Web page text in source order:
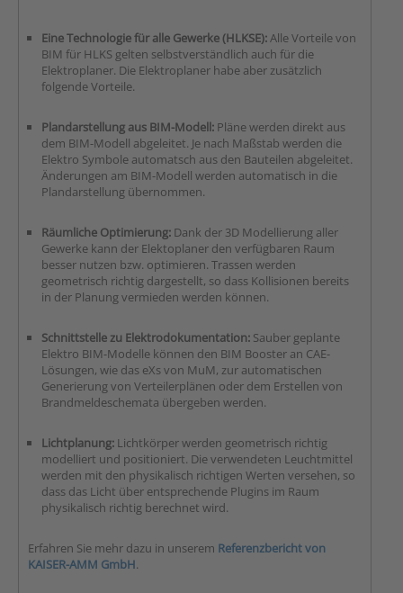
Eine Technologie für alle Gewerke (HLKSE):Alle Vorteile von
BIM für HLKS gelten selbstverständlich auch für die
Elektroplaner. Die Elektroplaner habe aber zusätzlich
folgende Vorteile.
Plandarstellung aus BIM-Modell: Pläne werden direkt aus
dem BIM-Modell abgeleitet. Je nach Maßstab werden die
Elektro Symbole automatsch aus den Bauteilen abgeleitet.
Änderungen am BIM-Modell werden automatisch in die
Plandarstellung übernommen.
Räumliche Optimierung: Dank der 3D Modellierung aller
Gewerke kann der Elektoplaner den verfügbaren Raum
besser nutzen bzw. optimieren. Trassen werden
geometrisch richtig dargestellt, so dass Kollisionen bereits
in der Planung vermieden werden können.
Schnittstelle zu Elektrodokumentation: Sauber geplante
Elektro BIM-Modelle können den BIM Booster an CAE-
Lösungen, wie das eXs von MuM, zur automatischen
Generierung von Verteilerplänen oder dem Erstellen von
Brandmeldeschemata übergeben werden.
Lichtplanung: Lichtkörper werden geometrisch richtig
modelliert und positioniert. Die verwendeten Leuchtmittel
werden mit den physikalisch richtigen Werten versehen, so
dass das Licht über entsprechende Plugins im Raum
physikalisch richtig berechnet wird.
Erfahren Sie mehr dazu in unserem Referenzbericht von
KAISER-AMM GmbH.